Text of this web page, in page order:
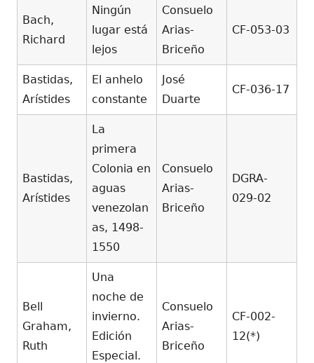
Bach,
Richard
Ningún
lugar está
lejos
Consuelo
Arias-
Briceño
CF-053-03
Bastidas,
Arístides
El anhelo
constante
José
Duarte
CF-036-17
Bastidas,
Arístides
La
primera
Colonia en
aguas
venezolan
as, 1498-
1550
Consuelo
Arias-
Briceño
DGRA-
029-02
Bell
Graham,
Ruth
Una
noche de
invierno.
Edición
Especial.
Consuelo
Arias-
Briceño
CF-002-
12(*)